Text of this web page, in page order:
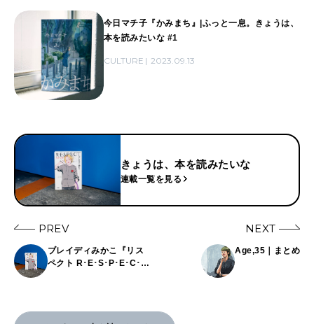
2026年7月号「鎌倉 ローカルが 教えてくれた 本当の歩き方。」
2026年6月号「大銀座 トレンドが生まれる 新しい一流店へ。」
2026年5月号「“大好き”に出会いに。韓国」
2026年3月号「スイーツ予想図 2026」
2026年2月号「良運を掴む 新・開運術。」
2025年12月号「お酒の新常識。」
MAGAZINE MOOK
今日マチ子『かみまち』|ふっと一息。きょうは、
本を読みたいな #1
CULTURE 2023.09.13
きょうは、本を読みたいな
連載一覧を見る
PREV
ブレイディみかこ『リス
ペクト R･E･S･P･E･C･
NEXT
Age,35｜まとめ